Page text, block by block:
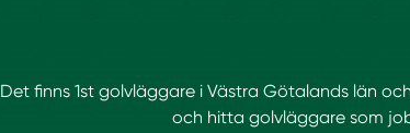
Det finns 1st golvläggare i Västra Götalands län
och hitta golvläggare som